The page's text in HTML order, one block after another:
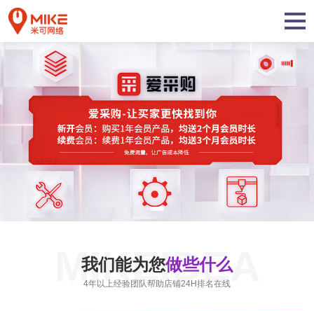
我们能为您做些什么
4年以上经验团队帮助店铺24H排名在线
MIKEIDEA